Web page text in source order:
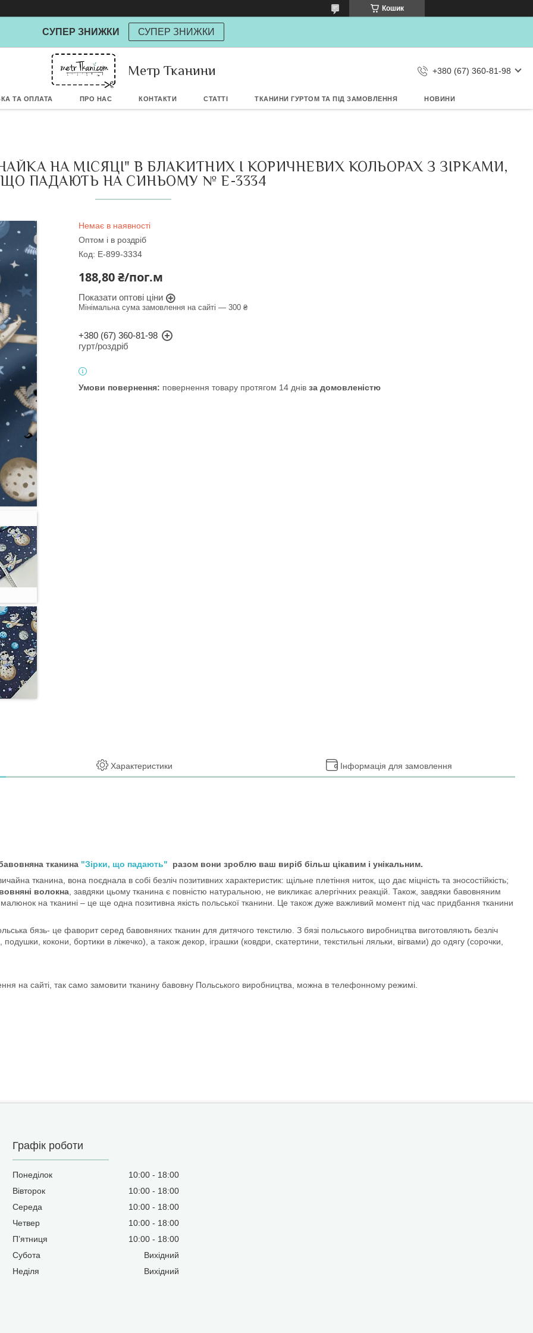
Дозвольте сайту metrtkani.com
Дозволити
×
Кошик
СУПЕР ЗНИЖКИ СУПЕР ЗНИЖКИ
Метр Тканини +380 (67) 360-81-98
ТА ОПЛАТА ПРО НАС КОНТАКТИ СТАТТІ ТКАНИНИ ГУРТОМ ТА ПІД ЗАМОВЛЕННЯ НОВИНИ
НА МІСЯЦІ" В БЛАКИТНИХ І КОРИЧНЕВИХ КОЛЬОРАХ З ЗІРКАМИ,
ЩО ПАДАЮТЬ НА СИНЬОМУ № Е-3334
Немає в наявності
Оптом і в роздріб
Код: Е-899-3334
188,80 ₴/пог.м
Показати оптові ціни
Мінімальна сума замовлення на сайті — 300 ₴
+380 (67) 360-81-98
гурт/роздріб
повернення товару протягом 14 днів за домовленістю
Характеристики Інформація для замовлення
тканина "Зірки, що падають"
разом вони зроблю ваш виріб більш цікавим і унікальним.
тканина, вона поєднала в собі безліч позитивних характеристик: щільне плетіння ниток, що дає міцність та зносостійкість;
волокна , завдяки цьому тканина є повністю натуральною, не викликає алергічних реакцій. Також, завдяки бавовняним
на тканині – це ще одна позитивна якість польської тканини. Це також дуже важливий момент під час придбання тканини
бязь- це фаворит серед бавовняних тканин для дитячого текстилю. З бязі польського виробництва виготовляють безліч
кокони, бортики в ліжечко), а також декор, іграшки (ковдри, скатертини, текстильні ляльки, вігвами) до одягу (сорочки,
на сайті, так само замовити тканину бавовну Польського виробництва, можна в телефонному режимі.
Графік роботи
Понеділок 10:00
18:00
Вівторок
10:00
18:00
Середа
10:00
18:00
Четвер
10:00
18:00
Пʼятниця
10:00
18:00
Субота
Вихідний
Неділя
Вихідний